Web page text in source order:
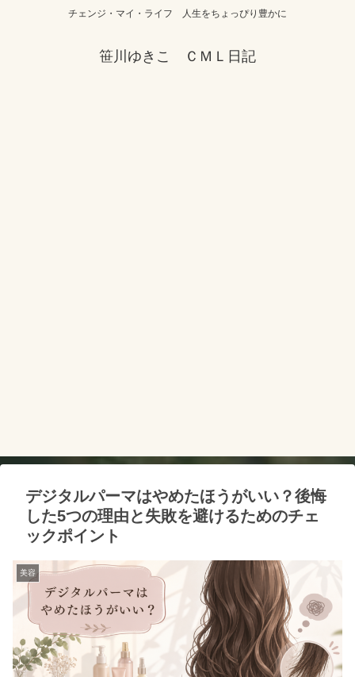
チェンジ・マイ・ライフ 人生をちょっぴり豊かに
笹川ゆきこ ＣＭＬ日記
デジタルパーマはやめたほうがいい？後悔
した5つの理由と失敗を避けるためのチェ
ックポイント
美容